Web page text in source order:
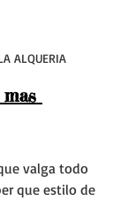
ALQUERIA
valga todo
que estilo de